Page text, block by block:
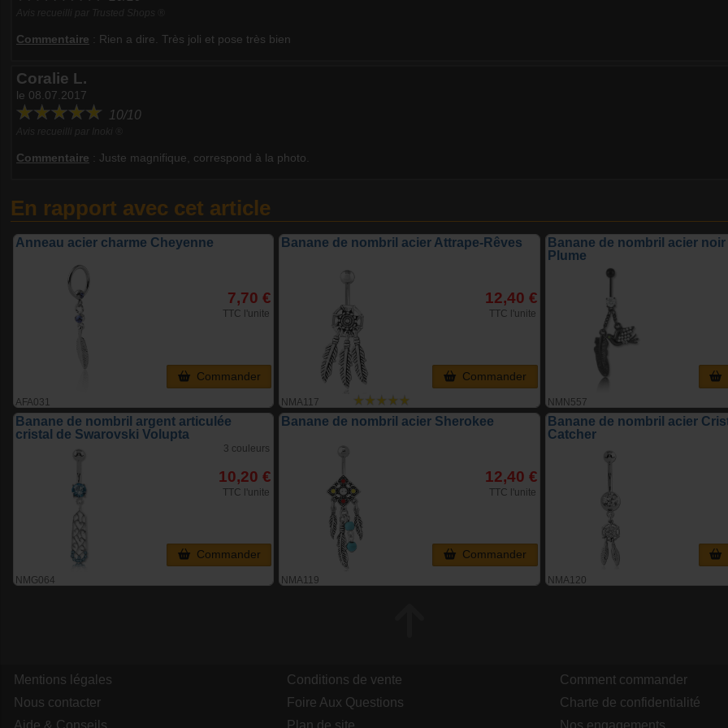
Commentaire : Rien a dire. Très joli et pose très bien
Coralie L.
le 08.07.2017
10/10
Commentaire : Juste magnifique, correspond à la photo.
En rapport avec cet article
Anneau acier charme Cheyenne
AFA031
7,70 €
TTC l'unite
Commander
Banane de nombril acier Attrape-Rêves
NMA117
12,40 €
TTC l'unite
Commander
Banane de nombril acier
Plume
NMN557
Banane de nombril argent articulée
cristal de Swarovski Volupta
NMG064
3 couleurs
10,20 €
TTC l'unite
Commander
Banane de nombril acier Sherokee
NMA119
12,40 €
TTC l'unite
Commander
Banane de nombril acier
Catcher
NMA120
Mentions légales Conditions de vente
Comment commander
Nous contacter
Foire Aux Questions
Charte de confidentialité